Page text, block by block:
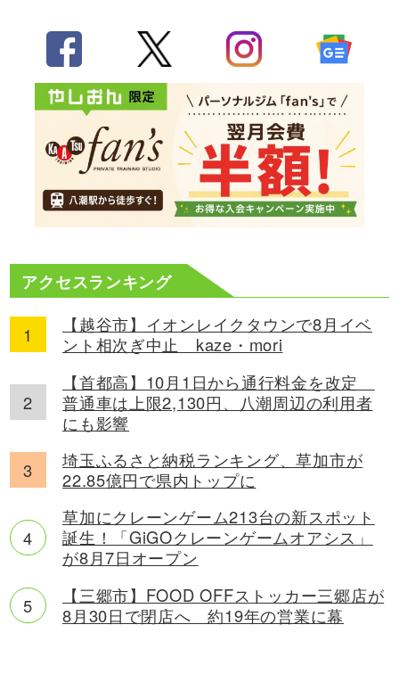
アクセスランキング
【越谷市】イオンレイクタウンで8月イベ
ント相次ぎ中止 kaze・mori
【首都高】10月1日から通行料金を改定
普通車は上限2,130円、八潮周辺の利用者
にも影響
埼玉ふるさと納税ランキング、草加市が
22.85億円で県内トップに
草加にクレーンゲーム213台の新スポット
誕生！「GiGOクレーンゲームオアシス」
が8月7日オープン
【三郷市】FOOD OFFストッカー三郷店が
8月30日で閉店へ 約19年の営業に幕